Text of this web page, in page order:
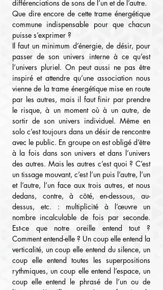
différenciations de sons de l’un et de l’autre.
Que dire encore de cette trame énergétique
commune indispensable pour que chacun
puisse s’exprimer ?
Il faut un minimum d’énergie, de désir, pour
passer de son univers interne à ce qu’est
l’univers pluriel. On peut aussi ne pas être
inspiré et attendre qu’une association nous
vienne de la trame énergétique mise en route
par les autres, mais il faut finir par prendre
le risque, à un moment où à un autre, de
sortir de son univers individuel. Même en
solo c’est toujours dans un désir de rencontre
avec le public. En groupe on est obligé d’être
à la fois dans son univers et dans l’univers
des autres. Mais les autres c’est quoi ? C’est
un tissage mouvant, c’est l’un puis l’autre, l’un
et l’autre, l’un face aux trois autres, et nous
dedans, contre, à côté, en-dessous, au-
dessus, etc. : multiplicité à l’œuvre un
nombre incalculable de fois par seconde.
Est-ce que notre oreille entend tout ?
Comment entend-elle ? Un coup elle entend la
verticalité, un coup elle entend du silence, un
coup elle entend toutes les superpositions
rythmiques, un coup elle entend l’espace, un
coup elle entend le phrasé de l’un ou de